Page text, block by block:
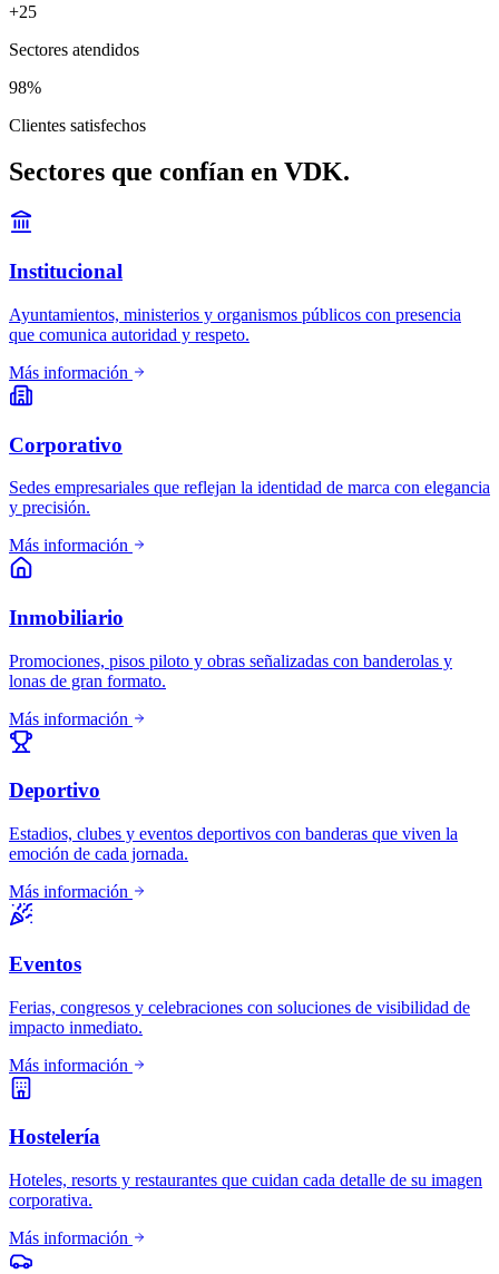
+25
Sectores atendidos
98%
Clientes satisfechos
Sectores que confían en VDK.
Institucional
Ayuntamientos, ministerios y organismos públicos con presencia
que comunica autoridad y respeto.
Más información
Corporativo
Sedes empresariales que reflejan la identidad de marca con elegancia
y precisión.
Más información
Inmobiliario
Promociones, pisos piloto y obras señalizadas con banderolas y
lonas de gran formato.
Más información
Deportivo
Estadios, clubes y eventos deportivos con banderas que viven la
emoción de cada jornada.
Más información
Eventos
Ferias, congresos y celebraciones con soluciones de visibilidad de
impacto inmediato.
Más información
Hostelería
Hoteles, resorts y restaurantes que cuidan cada detalle de su imagen
corporativa.
Más información